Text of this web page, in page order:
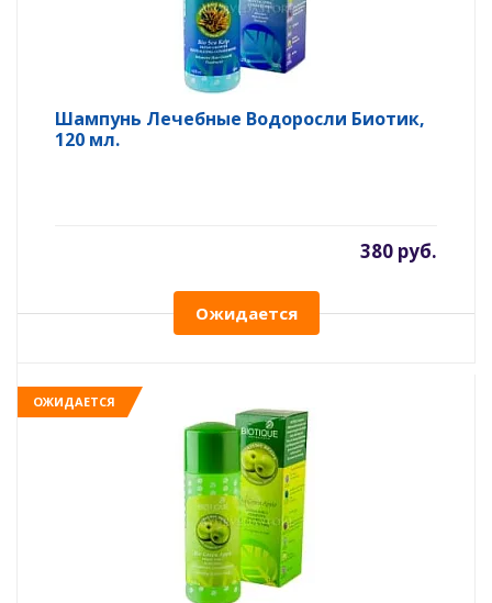
Шампунь Лечебные Водоросли Биотик,
120 мл.
380 руб.
Ожидается
ОЖИДАЕТСЯ